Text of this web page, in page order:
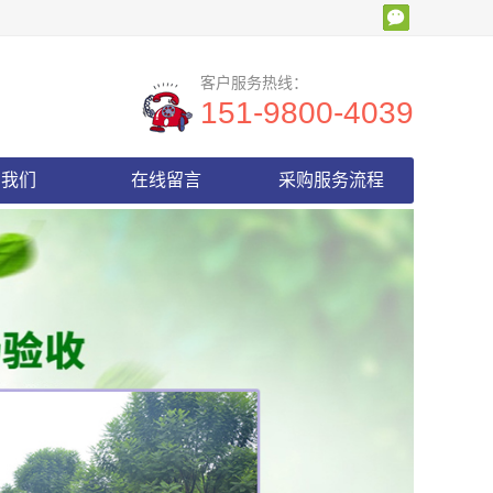
客户服务热线：
151-9800-4039
们 在线留言 采购服务流程